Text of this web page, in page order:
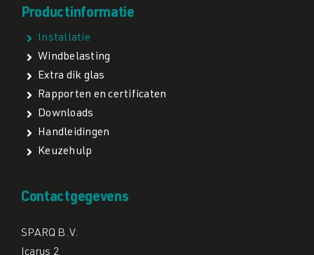
Productinformatie
Installatie
Windbelasting
Extra dik glas
Rapporten en certificaten
Downloads
Handleidingen
Keuzehulp
Contactgegevens
SPARQ B.V.
Icarus 2